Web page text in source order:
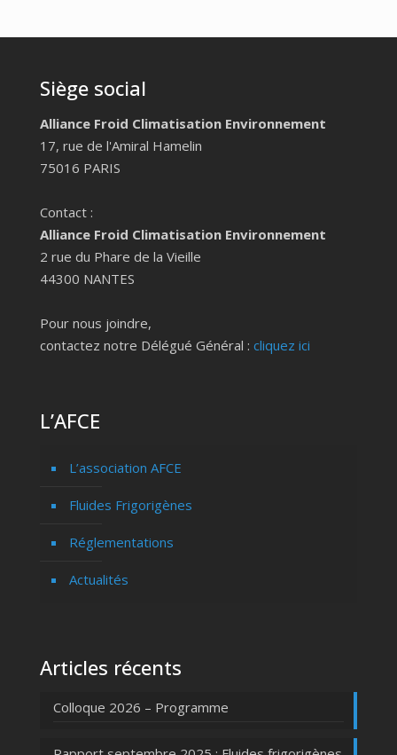
Siège social
Alliance Froid Climatisation Environnement
17, rue de l'Amiral Hamelin
75016 PARIS
Contact :
Alliance Froid Climatisation Environnement
2 rue du Phare de la Vieille
44300 NANTES
Pour nous joindre,
contactez notre Délégué Général : cliquez ici
L’AFCE
L’association AFCE
Fluides Frigorigènes
Réglementations
Actualités
Articles récents
Colloque 2026 – Programme